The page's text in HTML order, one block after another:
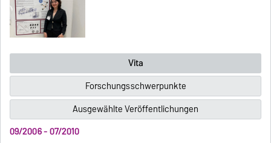
Vita
Forschungsschwerpunkte
Ausgewählte Veröffentlichungen
09/2006 - 07/2010